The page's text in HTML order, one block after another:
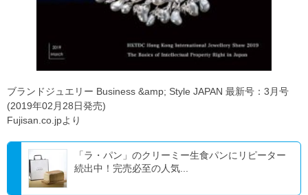
ブランドジュエリー Business &amp; Style JAPAN 最新号：3月号
(2019年02月28日発売)
Fujisan.co.jpより
「ラ・パン」のクリーミー生食パンにリピーター
続出中！完売必至の人気...